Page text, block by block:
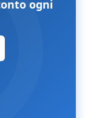
ogni